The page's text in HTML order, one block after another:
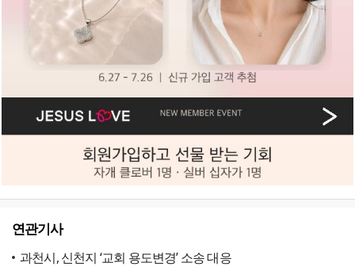
연관기사
과천시, 신천지 ‘교회 용도변경’ 소송 대응